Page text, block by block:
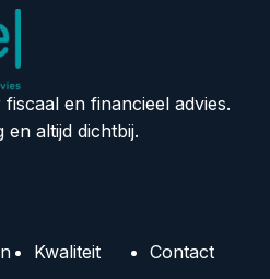
en financieel advies.
en altijd dichtbij.
Kwaliteit Contact